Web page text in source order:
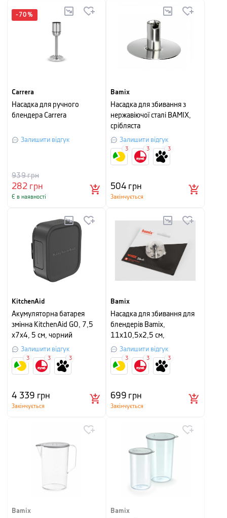
- 70 %
Carrera
Насадка для ручного
блендера Carrera
Залишити відгук
282 грн
939грн
Є в наявності
Bamix
Насадка для збивання з
нержавіючої сталі BAMIX,
срібляста
Залишити відгук
504грн
Закінчується
3 3 3
KitchenAid
Акумуляторна батарея
змінна KitchenAid GO, 7,5
х7х4, 5 см, чорний
Залишити відгук
4 339 грн
Закінчується
3 3 3
Bamix
Насадка для збивання для
блендерів Bamix,
11х10,5х2,5 см,
нержавіюча сталь
Залишити відгук
699грн
Закінчується
3 3 3
Bamix
Bamix